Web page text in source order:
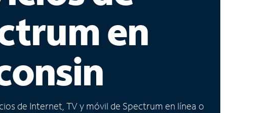
en
de Internet, TV y móvil de Spectrum en línea o